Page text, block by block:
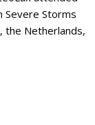
Severe Storms
the Netherlands,